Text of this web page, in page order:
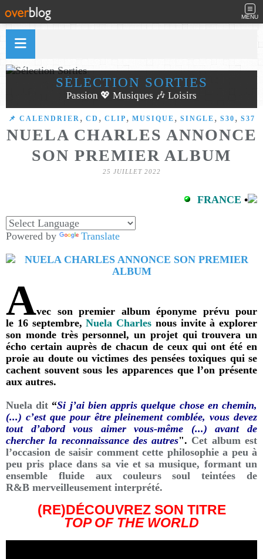
MENU
SÉLECTION SORTIES
Passion 💖 Musiques 🎶 Loisirs
📌 CALENDRIER , CD , CLIP , MUSIQUE , SINGLE , S30 , S37
NUELA CHARLES ANNONCE
SON PREMIER ALBUM
25 JUILLET 2022
FRANCE •
Powered by Translate
Avec son premier album éponyme prévu pour
le 16 septembre,Nuela Charles nous invite à explorer
son monde très personnel, un projet qui trouvera un
écho certain auprès de chacun de ceux qui ont été en
proie au doute ou victimes des pensées toxiques qui se
cachent souvent sous les apparences que l’on présente
aux autres.
Nuela dit “Si j’ai bien appris quelque chose en chemin,
(...) c’est que pour être pleinement comblée, vous devez
tout d’abord vous aimer vous-même (...) avant de
chercher la reconnaissance des autres". Cet album est
l’occasion de saisir comment cette philosophie a peu à
peu pris place dans sa vie et sa musique, formant un
ensemble fluide aux couleurs soul teintées de
R&B merveilleusement interprété.
(RE)DÉCOUVREZ SON TITRE
TOP OF THE WORLD